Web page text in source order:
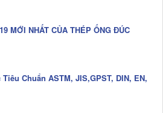
MỚI NHẤT CỦA THÉP ỐNG ĐÚC
Chuẩn ASTM, JIS,GPST, DIN, EN,